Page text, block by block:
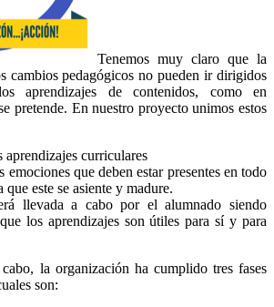
Tenemos muy claro que la
cambios pedagógicos no pueden ir dirigidos
aprendizajes de contenidos, como en
pretende. En nuestro proyecto unimos estos
aprendizajes curriculares
emociones que deben estar presentes en todo
que este se asiente y madure.
llevada a cabo por el alumnado siendo
los aprendizajes son útiles para sí y para
la organización ha cumplido tres fases
son: